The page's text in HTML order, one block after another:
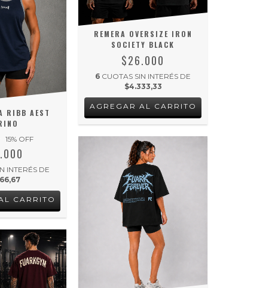
RIBB AEST
15% OFF
INTERÉS DE
CARRITO
REMERA OVERSIZE IRON
SOCIETY BLACK
$26.000
6 CUOTAS SIN INTERÉS DE
$4.333,33
AGREGAR AL CARRITO